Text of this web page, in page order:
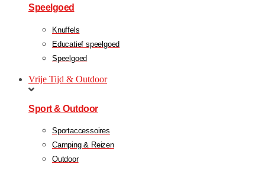
Speelgoed
Knuffels
Educatief speelgoed
Speelgoed
Vrije Tijd & Outdoor
Sport & Outdoor
Sportaccessoires
Camping & Reizen
Outdoor